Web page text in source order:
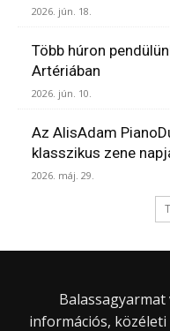
2026. jún. 18.
Több húron
Artériában
2026. jún. 10.
Az AlisAdam
klasszikus zene
2026. máj. 29.
információs,